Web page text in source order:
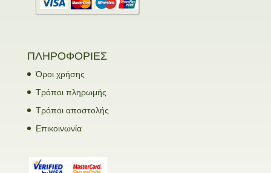
ΠΛΗΡΟΦΟΡΙΕΣ
Όροι χρήσης
Τρόποι πληρωμής
Τρόποι αποστολής
Επικοινωνία